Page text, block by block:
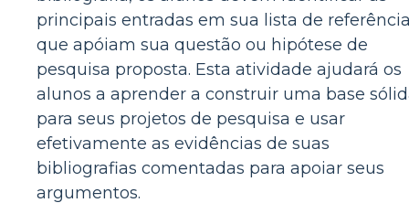
principais entradas em sua lista de
que apóiam sua questão ou hipótese de
pesquisa proposta. Esta atividade ajudará os
alunos a aprender a construir uma base
para seus projetos de pesquisa e usar
efetivamente as evidências de suas
bibliografias comentadas para apoiar seus
argumentos.